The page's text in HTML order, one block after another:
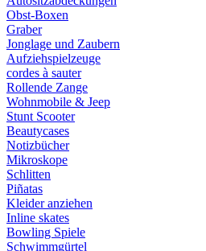
Obst-Boxen
Graber
Jonglage und Zaubern
Aufziehspielzeuge
cordes à sauter
Rollende Zange
Wohnmobile & Jeep
Stunt Scooter
Beautycases
Notizbücher
Mikroskope
Schlitten
Piñatas
Kleider anziehen
Inline skates
Bowling Spiele
Schwimmgürtel